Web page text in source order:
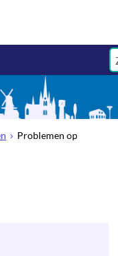
Problemen op